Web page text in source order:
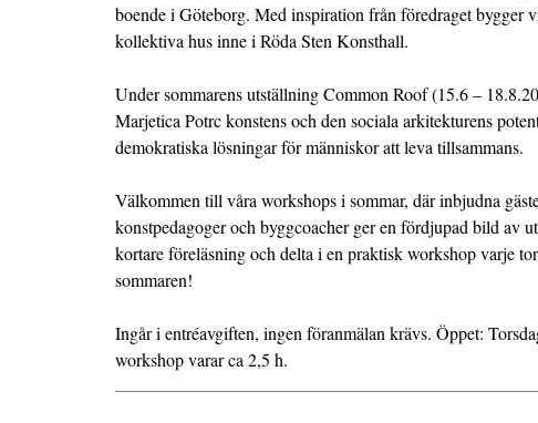
boende i Göteborg. Med inspiration från föredraget bygger
kollektiva hus inne i Röda Sten Konsthall.
Under sommarens utställning Common Roof (15.6 –
Marjetica Potrc konstens och den sociala arkitekturens
demokratiska lösningar för människor att leva tillsammans.
Välkommen till våra workshops i sommar, där inbjudna
konstpedagoger och byggcoacher ger en fördjupad bild av
kortare föreläsning och delta i en praktisk workshop varje
sommaren!
Ingår i entréavgiften, ingen föranmälan krävs. Öppet:
workshop varar ca 2,5 h.